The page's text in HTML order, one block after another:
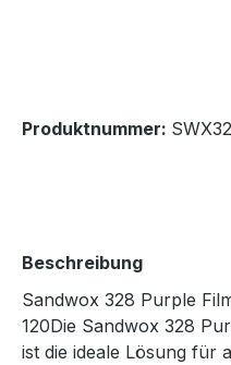
Produktnummer:
Beschreibung
Sandwox 328 Purple
120Die Sandwox 328
ist die ideale Lösung für